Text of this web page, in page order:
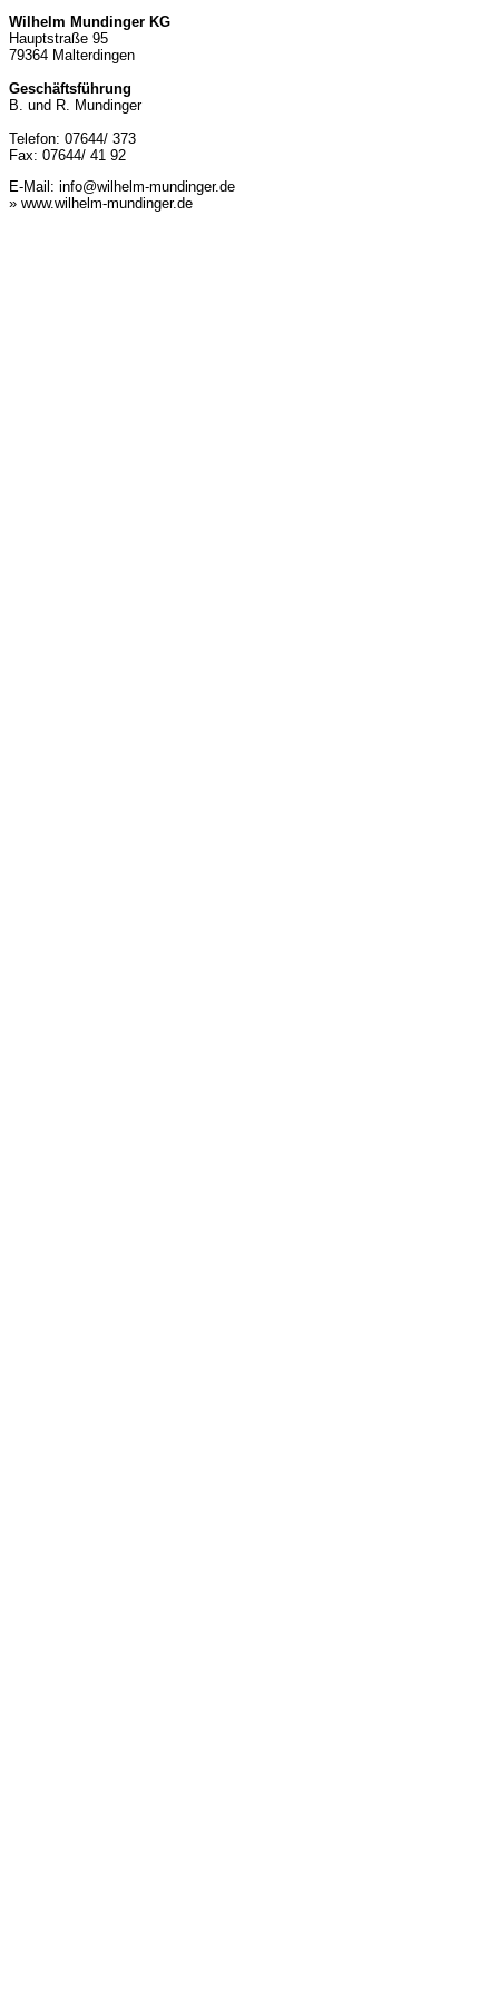
Wilhelm Mundinger KG
Hauptstraße 95
79364 Malterdingen
Geschäftsführung
B. und R. Mundinger
Telefon: 07644/ 373
Fax: 07644/ 41 92
E-Mail: info@wilhelm-mundinger.de
» www.wilhelm-mundinger.de